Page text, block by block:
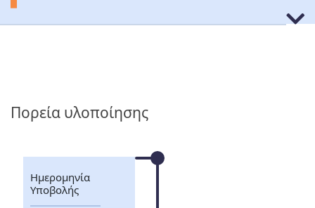
Πορεία υλοποίησης
Ημερομηνία
Υποβολής